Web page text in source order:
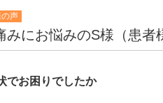
声
みにお悩みのS様（患者
でお困りでしたか